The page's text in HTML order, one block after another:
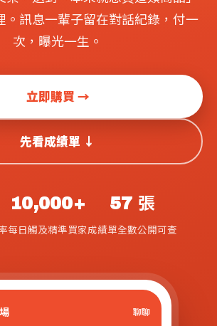
。訊息一輩子留在對話紀錄，付一
次，曝光一生。
立即購買 →
先看成績單 ↓
10,000+
每日觸及精準買家
57 張
成績單全數公開可查
聊聊